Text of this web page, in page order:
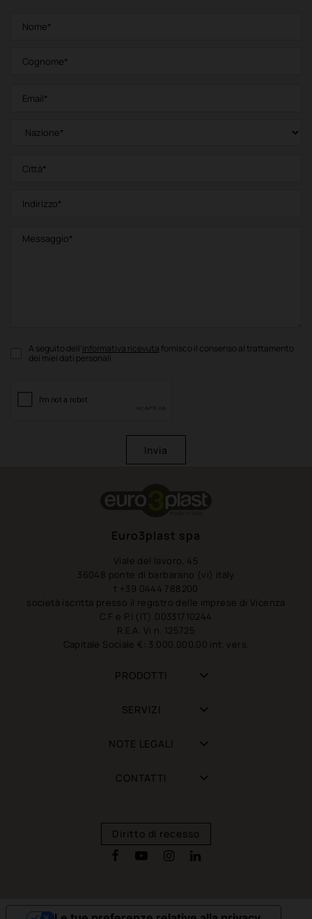
A seguito dell’informativa ricevuta fornisco il consenso al trattamento
dei miei dati personali
Invia
Euro3plast spa
Viale del lavoro, 45
36048 ponte di barbarano (vi) italy
t +39 0444 788200
società iscritta presso il registro delle imprese di Vicenza
C.F e P.I (IT) 00331710244
R.E.A. Vi n. 125725
Capitale Sociale €: 3.000.000,00 int. vers.
PRODOTTI
SERVIZI
NOTE LEGALI
CONTATTI
Diritto di recesso